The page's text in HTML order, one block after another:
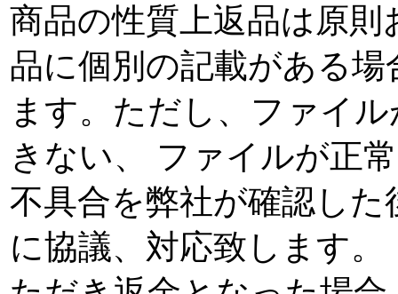
商品の性質上返品は原
品に個別の記載がある
ます。ただし、ファイ
きない、 ファイルが正
不具合を弊社が確認し
に協議、対応致します